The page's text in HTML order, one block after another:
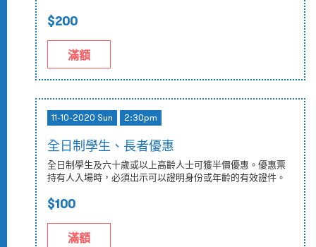
$200
滿額
11-10-2020 Sun 2:30pm
全日制學生、長者優惠
全日制學生及六十歲或以上高齡人士可獲半價優惠。優惠票
持有人入場時，必須出示可以證明身份或年齡的有效證件。
$100
滿額